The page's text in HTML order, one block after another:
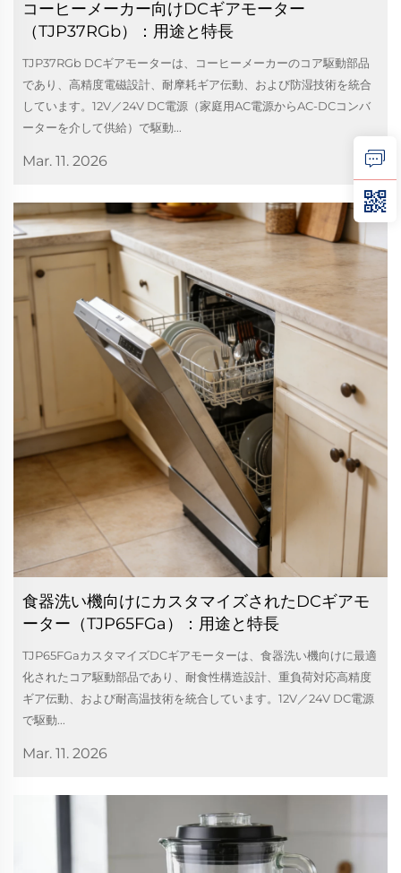
コーヒーメーカー向けDCギアモーター
（TJP37RGb）：用途と特長
TJP37RGb DCギアモーターは、コーヒーメーカーのコア駆動部品
であり、高精度電磁設計、耐摩耗ギア伝動、および防湿技術を統合
しています。12V／24V DC電源（家庭用AC電源からAC-DCコンバ
ーターを介して供給）で駆動...
Mar. 11. 2026
食器洗い機向けにカスタマイズされたDCギアモ
ーター（TJP65FGa）：用途と特長
TJP65FGaカスタマイズDCギアモーターは、食器洗い機向けに最適
化されたコア駆動部品であり、耐食性構造設計、重負荷対応高精度
ギア伝動、および耐高温技術を統合しています。12V／24V DC電源
で駆動...
Mar. 11. 2026